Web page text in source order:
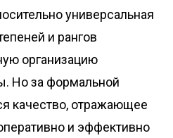
универсальная
и рангов
организацию
Но за формальной
качество, отражающее
и эффективно